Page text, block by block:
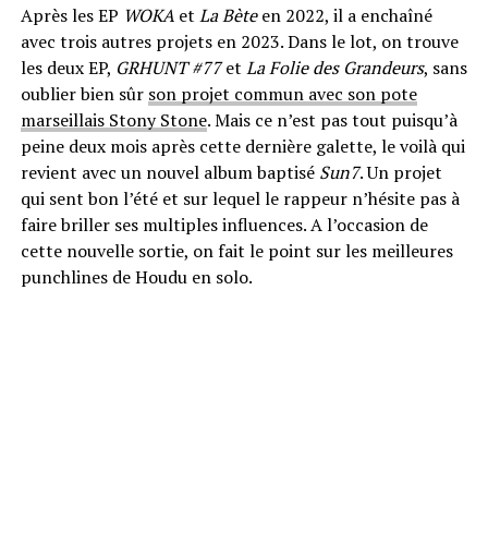
Après les EP WOKAet La Bèteen 2022, il a enchaîné
avec trois autres projets en 2023. Dans le lot, on trouve
les deux EP, GRHUNT #77et La Folie des Grandeurs, sans
oublier bien sûr son projet commun avec son pote
marseillais Stony Stone. Mais ce n’est pas tout puisqu’à
peine deux mois après cette dernière galette, le voilà qui
revient avec un nouvel album baptisé Sun7. Un projet
qui sent bon l’été et sur lequel le rappeur n’hésite pas à
faire briller ses multiples influences. A l’occasion de
cette nouvelle sortie, on fait le point sur les meilleures
punchlines de Houdu en solo.